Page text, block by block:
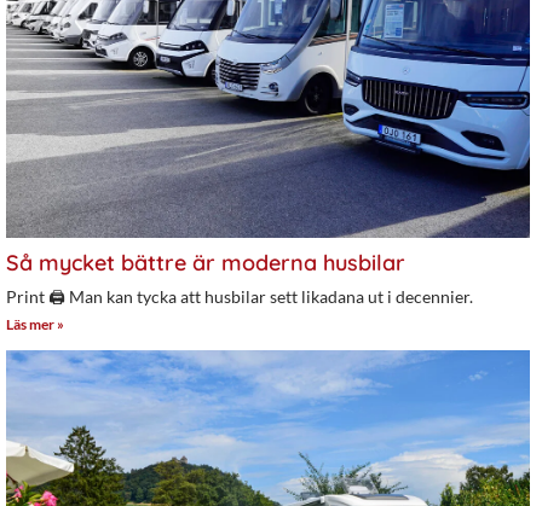
Så mycket bättre är moderna husbilar
Print 🖨 Man kan tycka att husbilar sett likadana ut i decennier.
Läs mer »